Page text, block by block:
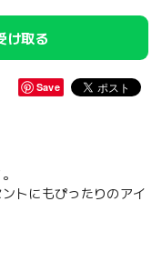
け取る
Save
トにもぴったりのアイ